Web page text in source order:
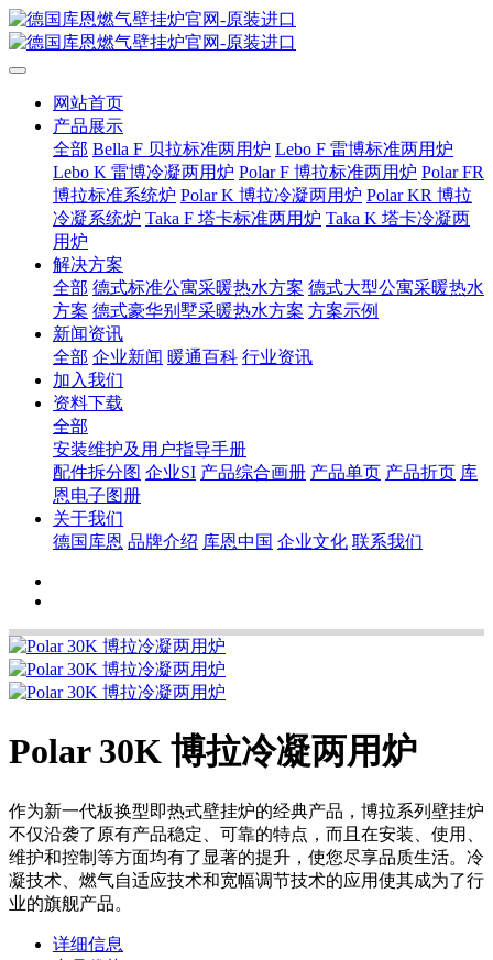
网站首页
产品展示
全部 Bella F 贝拉标准两用炉 Lebo F 雷博标准两用炉
Lebo K 雷博冷凝两用炉 Polar F 博拉标准两用炉 Polar FR
博拉标准系统炉 Polar K 博拉冷凝两用炉 Polar KR 博拉
冷凝系统炉 Taka F 塔卡标准两用炉 Taka K 塔卡冷凝两
用炉
解决方案
全部 德式标准公寓采暖热水方案 德式大型公寓采暖热水
方案 德式豪华别墅采暖热水方案 方案示例
新闻资讯
全部 企业新闻 暖通百科 行业资讯
加入我们
资料下载
全部
安装维护及用户指导手册
配件拆分图 企业SI 产品综合画册 产品单页 产品折页 库
恩电子图册
关于我们
德国库恩 品牌介绍 库恩中国 企业文化 联系我们
Polar 30K 博拉冷凝两用炉
作为新一代板换型即热式壁挂炉的经典产品，博拉系列壁挂炉
不仅沿袭了原有产品稳定、可靠的特点，而且在安装、使用、
维护和控制等方面均有了显著的提升，使您尽享品质生活。冷
凝技术、燃气自适应技术和宽幅调节技术的应用使其成为了行
业的旗舰产品。
详细信息